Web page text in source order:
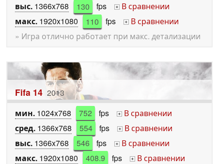
выс. 1366x768 130 fps +
В сравнении
макс. 1920x1080 110 fps +
В сравнении
» Игра отлично работает при макс. детализации
Fifa 14 2013
мин. 1024x768 752 fps +
В сравнении
сред. 1366x768 554 fps +
В сравнении
выс. 1366x768 546 fps +
В сравнении
макс. 1920x1080 408.9 fps +
В сравнении